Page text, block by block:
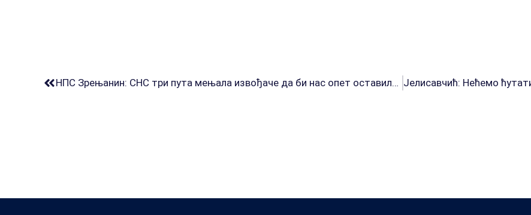
НПС Зрењанин: СНС три пута мењала извођаче да би нас опет оставила без капи безбедне воде